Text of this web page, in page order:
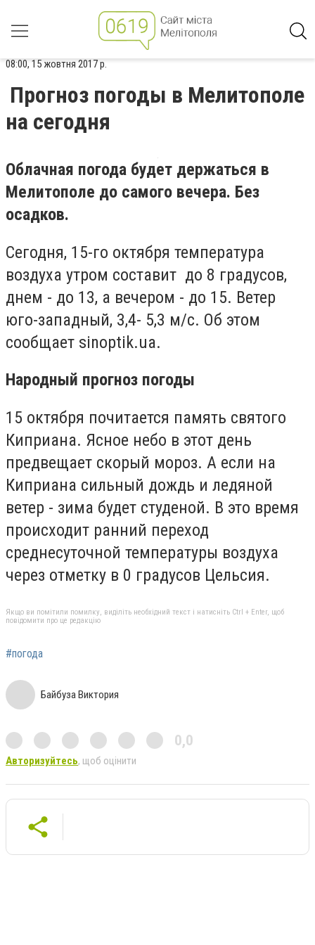
08:00, 15 жовтня 2017 р.
Прогноз погоды в Мелитополе
на сегодня
Облачная погода будет держаться в
Мелитополе до самого вечера. Без
осадков.
Сегодня, 15-го октября температура
воздуха утром составит до 8 градусов,
днем - до 13, а вечером - до 15. Ветер
юго-западный, 3,4- 5,3 м/с. Об этом
сообщает sinoptik.ua.
Народный прогноз погоды
15 октября почитается память святого
Киприана. Ясное небо в этот день
предвещает скорый мороз. А если на
Киприана сильный дождь и ледяной
ветер - зима будет студеной. В это время
происходит ранний переход
среднесуточной температуры воздуха
через отметку в 0 градусов Цельсия.
Якщо ви помітили помилку, виділіть необхідний текст і натисніть Ctrl + Enter, щоб
повідомити про це редакцію
#погода
Байбуза Виктория
0,0
Авторизуйтесь, щоб оцінити